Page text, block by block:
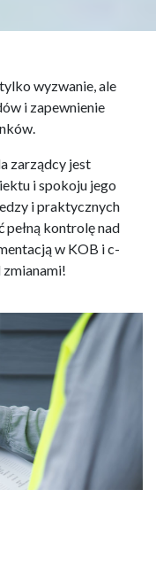
wyzwanie, ale
i zapewnienie
zarządcy jest
i spokoju jego
i praktycznych
kontrolę nad
w KOB i c-